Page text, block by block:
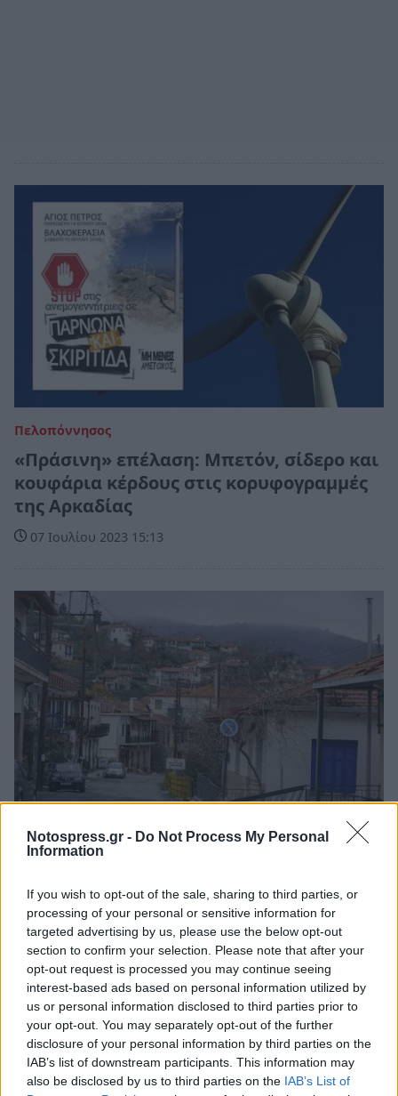
Notospress.gr - Do Not Process My Personal
Information
If you wish to opt-out of the sale, sharing to third parties, or
processing of your personal or sensitive information for
targeted advertising by us, please use the below opt-out
section to confirm your selection. Please note that after your
opt-out request is processed you may continue seeing
interest-based ads based on personal information utilized by
us or personal information disclosed to third parties prior to
your opt-out. You may separately opt-out of the further
disclosure of your personal information by third parties on the
IAB’s list of downstream participants. This information may
also be disclosed by us to third parties on the IAB’s List of
Πελοπόννησος
«Πράσινη» επέλαση: Μπετόν, σίδερο και
κουφάρια κέρδους στις κορυφογραμμές
της Αρκαδίας
07 Ιουλίου 2023 15:13
Πελοπόννησος
Άγιος Πέτρος: Το στολίδι του Πάρνωνα
και της Κυνουρίας
02 Φεβρουαρίου 2023 16:06